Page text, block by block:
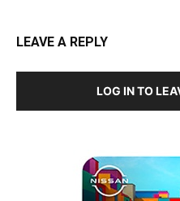
LEAVE A REPLY
LOG IN TO